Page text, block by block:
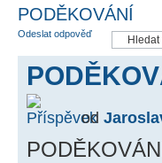
PODĚKOVÁNÍ
Odeslat odpověď
od